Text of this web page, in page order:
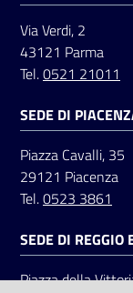
Seguici
su
Via Verdi, 2
43121 Parma
Tel.0521 21011
SEDE DI
Piazza Cavalli, 35
29121 Piacenza
Tel.0523 3861
SEDE DI REGGIO
Piazza della